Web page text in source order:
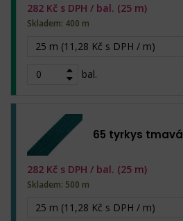
25 m (11,28 Kč s DPH / m)
bal.
282 Kč s DPH / bal. (25 m)
Skladem: 400 m
65 tyrkys tmavá
25 m (11,28 Kč s DPH / m)
282 Kč s DPH / bal. (25 m)
Skladem: 500 m